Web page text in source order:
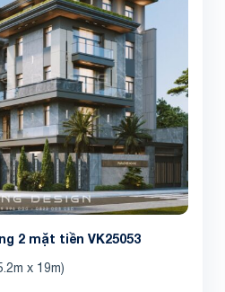
2 mặt tiền VK25053
x 19m)